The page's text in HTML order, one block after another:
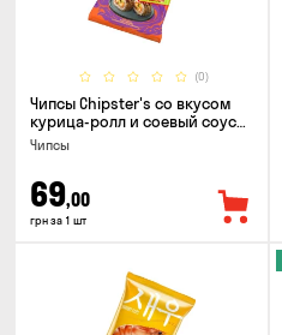
(0)
Чипсы Chipster's со вкусом
курица-ролл и соевый соус
90г
Чипсы
69,00
грн за 1 шт